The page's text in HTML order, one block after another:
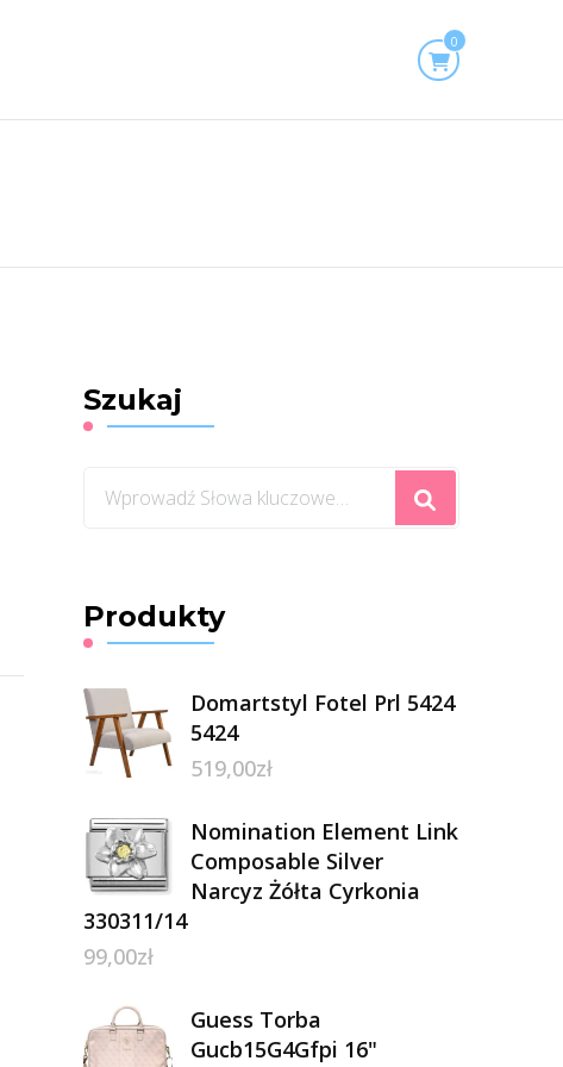
0
Szukaj
Szukasz
Produkty
Domartstyl Fotel Prl 5424
5424
519,00zł
Nomination Element Link
Composable Silver
Narcyz Żółta Cyrkonia
330311/14
99,00zł
Guess Torba
Gucb15G4Gfpi 16"